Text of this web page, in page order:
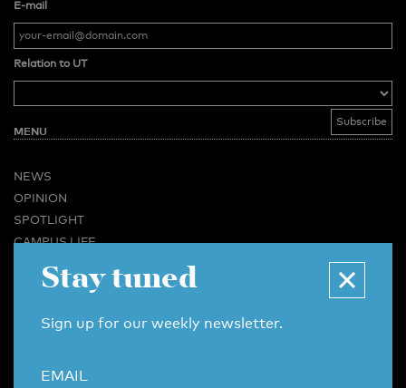
E-mail
Relation to UT
MENU
NEWS
OPINION
SPOTLIGHT
CAMPUS LIFE
BUSINESS & CAREER
CONTACT
Stay tuned
Sign up for our weekly newsletter.
EMAIL